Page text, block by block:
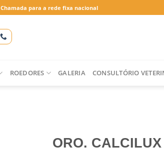
Chamada para a rede fixa nacional
ROEDORES GALERIA CONSULTÓRIO
ORO. CALCILUX